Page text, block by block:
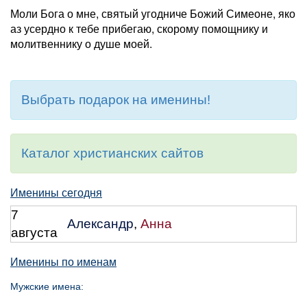
Моли Бога о мне, святый угодниче Божий Симеоне, яко
аз усердно к тебе прибегаю, скорому помощнику и
молитвеннику о душе моей.
Выбрать подарок на именины!
Каталог христианских сайтов
Именины сегодня
7
августа
Александр, Анна
Именины по именам
Мужские имена: